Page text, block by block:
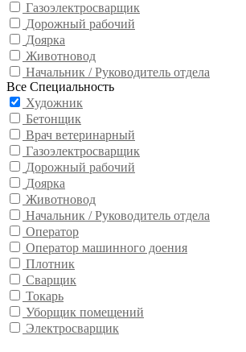
Газоэлектросварщик
Дорожный рабочий
Доярка
Животновод
Начальник / Руководитель отдела
Все Специальность
Художник
Бетонщик
Врач ветеринарный
Газоэлектросварщик
Дорожный рабочий
Доярка
Животновод
Начальник / Руководитель отдела
Оператор
Оператор машинного доения
Плотник
Сварщик
Токарь
Уборщик помещений
Электросварщик